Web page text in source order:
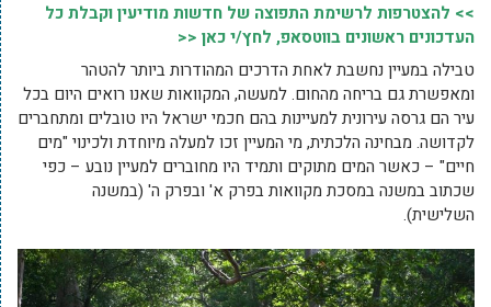
>> להצטרפות לרשימת התפוצה של חדשות מודיעין וקבלת כל
העדכונים ראשונים בווטסאפ, לחץ/י כאן <<
טבילה במעיין נחשבת לאחת הדרכים המהודרות ביותר להטהר
ומאפשרת גם בריחה מהחום. למעשה, המקוואות שאנו רואים היום בכל
עיר הם גרסה עירונית למעיינות בהם חכמי ישראל היו טובלים ומתחברים
לקדושה. מבחינה הלכתית, מי המעיין זכו למעלה מיוחדת ולכינוי "מים
חיים" – כאשר המים מתוקים ותמיד היו מחוברים למעיין נובע – כפי
שכתוב במשנה במסכת מקוואות בפרק א' ובפרק ה' (במשנה
השלישית).